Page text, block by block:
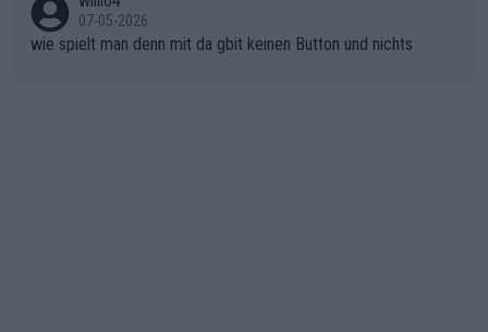
07-05-2026
wie spielt man denn mit da gbit keinen Button und nichts